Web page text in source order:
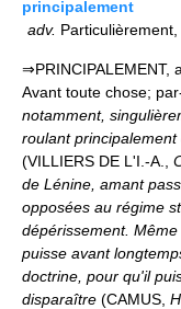
principalement
adv. Particulièrement,
⇒PRINCIPALEMENT,
Avant toute chose;
notamment,
roulant
(VILLIERS DE L'I.-A.,
de Lénine, amant
opposées au régime
dépérissement.
puisse avant
doctrine, pour qu'il
disparaître (CAMUS,